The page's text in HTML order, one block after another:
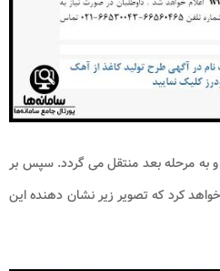
و به مرحله بعد منتقل می گردد. سپس بر
کرد که تصویر زیر نشان دهنده این